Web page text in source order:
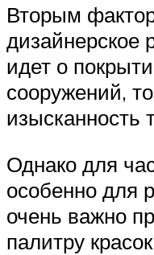
Вторым
дизайнерское
идет о
сооружений,
изысканность
Однако для
особенно для
очень важно
палитру